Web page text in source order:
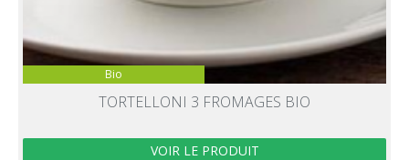
Bio
TORTELLONI 3 FROMAGES BIO
VOIR LE PRODUIT